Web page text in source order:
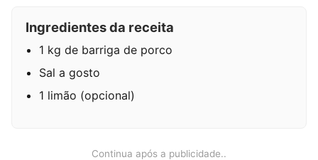
Ingredientes da receita
1 kg de barriga de porco
Sal a gosto
1 limão (opcional)
Continua após a publicidade..